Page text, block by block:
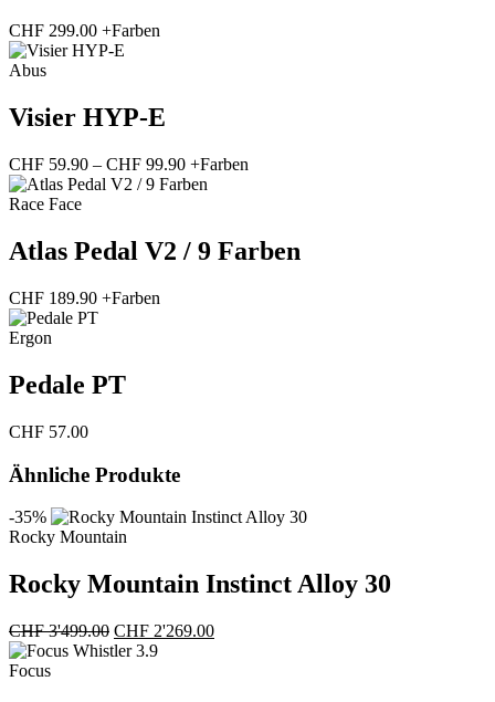
CHF 299.00 +Farben
Abus
Visier HYP-E
CHF 59.90 – CHF 99.90Preisspanne:
CHF 59.90
+Farben
Race Face
Atlas Pedal V2 / 9 Farben
CHF 189.90 +Farben
Ergon
Pedale PT
CHF 57.00
Ähnliche Produkte
-35%
Rocky Mountain
Rocky Mountain Instinct Alloy 30
CHF3'499.00 Ursprünglicher
Preis
CHF 2'269.00Aktueller
Focus